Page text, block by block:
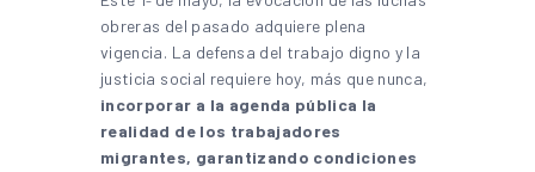
obreras del pasado adquiere plena
vigencia. La defensa del trabajo digno y la
justicia social requiere hoy, más que nunca,
incorporar a la agenda pública la
realidad de los trabajadores
migrantes, garantizando condiciones